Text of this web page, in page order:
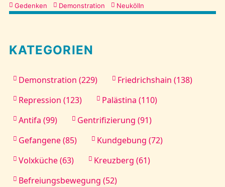
Gedenken
Demonstration Neukölln
KATEGORIEN
Demonstration (229)
Friedrichshain (138)
Repression (123)
Palästina (110)
Antifa (99)
Gentrifizierung (91)
Gefangene (85)
Kundgebung (72)
Volxküche (63)
Kreuzberg (61)
Befreiungsbewegung (52)